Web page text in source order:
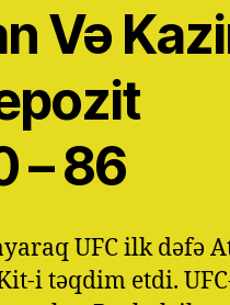
Və
– 86
UFC ilk dəfə
i təqdim etdi.